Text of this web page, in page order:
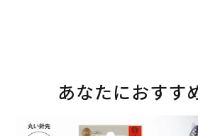
あなたにおすす